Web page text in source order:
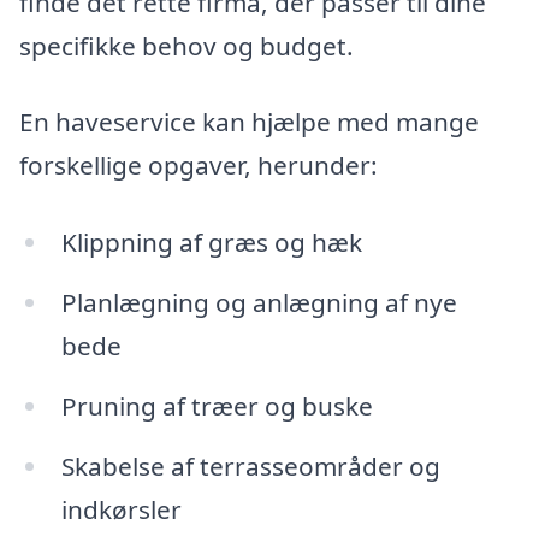
specifikke behov og budget.
En haveservice kan hjælpe med mange
forskellige opgaver, herunder:
Klippning af græs og hæk
Planlægning og anlægning af nye
bede
Pruning af træer og buske
Skabelse af terrasseområder og
indkørsler